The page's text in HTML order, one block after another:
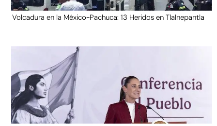
Volcadura en la México-Pachuca: 13 Heridos en Tlalnepantla